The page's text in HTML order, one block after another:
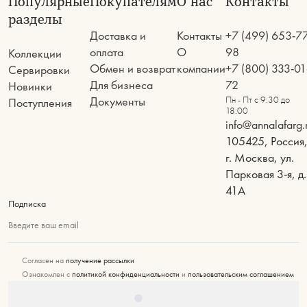
разделы
Коллекции
Сервировки
Новинки
Поступления
Доставка и
оплата
Обмен и возврат
Для бизнеса
Документы
Контакты
О
компании
+7 (499) 653-
98
+7 (800) 333-
72
Пн - Пт с 9:30 до
18:00
105425, Россия,
г. Москва, ул.
Парковая 3-я, д.
41А
Подписка
Введите ваш email
Согласен на получение рассылки
Ознакомлен с политикой конфиденциальности и пользовательским соглашением